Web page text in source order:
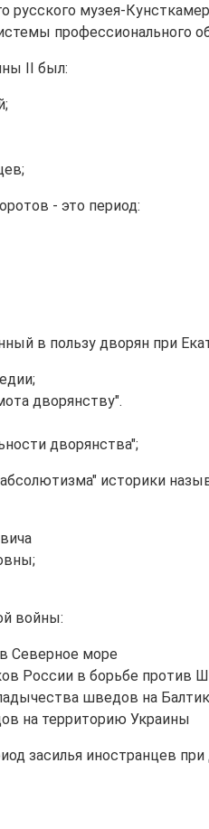
русского музея-
профессионального
II был:
- это период:
в пользу дворян при
дворянству".
дворянства";
историки
войны:
Северное море
России в борьбе против
шведов на
на территорию Украины
засилья иностранцев